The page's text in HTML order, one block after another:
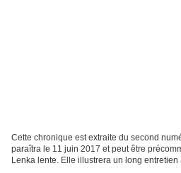
Cette chronique est extraite du second
paraîtra le 11 juin 2017 et peut être
Lenka lente. Elle illustrera un long